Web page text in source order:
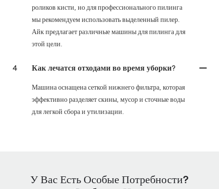
роликов кисти, но для профессионального пилинга
мы рекомендуем использовать выделенный пилер.
Айк предлагает различные машины для пилинга для
этой цели.
4 Как лечатся отходами во время уборки?
Машина оснащена сеткой нижнего фильтра, которая
эффективно разделяет скины, мусор и сточные воды
для легкой сбора и утилизации.
У Вас Есть Особые Потребности?